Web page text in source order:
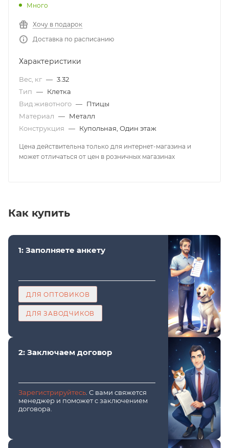
Много
Хочу в подарок
Доставка по расписанию
Характеристики
Вес, кг — 3.32
Тип — Клетка
Вид животного — Птицы
Материал — Металл
Конструкция — Купольная, Один этаж
Цена действительна только для интернет-магазина и
может отличаться от цен в розничных магазинах
Как купить
1: Заполняете анкету
ДЛЯ ОПТОВИКОВ
ДЛЯ ЗАВОДЧИКОВ
2: Заключаем договор
Зарегистрируйтесь . С вами свяжется
менеджер и поможет с заключением
договора.